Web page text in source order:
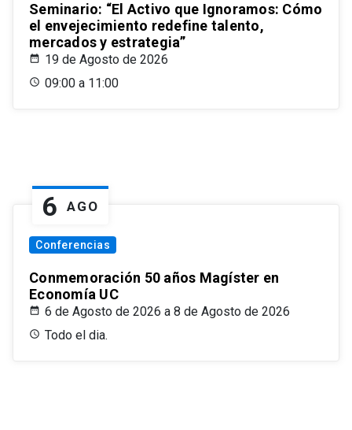
Seminario: “El Activo que Ignoramos: Cómo
el envejecimiento redefine talento,
mercados y estrategia”
19 de Agosto de 2026
09:00 a 11:00
6 AGO
Conferencias
Conmemoración 50 años Magíster en
Economía UC
6 de Agosto de 2026 a 8 de Agosto de 2026
Todo el dia.